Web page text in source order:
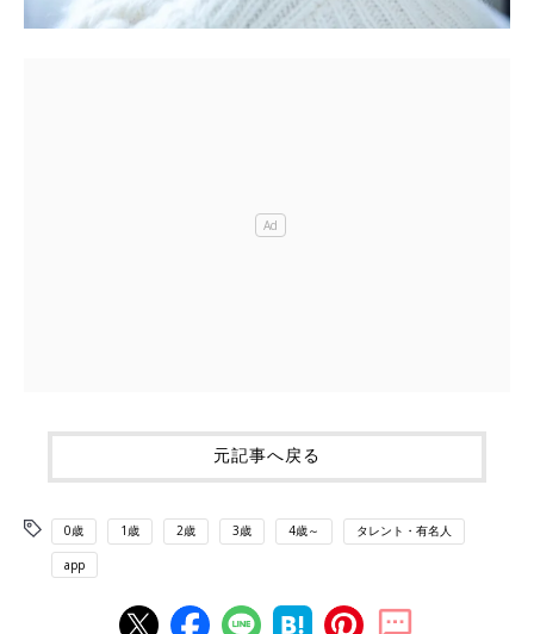
元記事へ戻る
0歳 1歳 2歳 3歳 4歳～ タレント・有名人
app